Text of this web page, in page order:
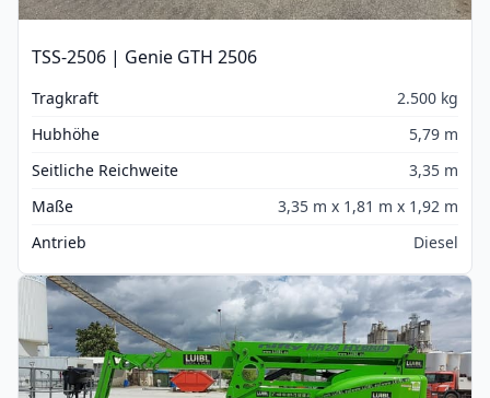
TSS-2506 | Genie GTH 2506
Tragkraft
2.500 kg
Hubhöhe
5,79 m
Seitliche Reichweite
3,35 m
Maße
3,35 m x 1,81 m x 1,92 m
Antrieb
Diesel